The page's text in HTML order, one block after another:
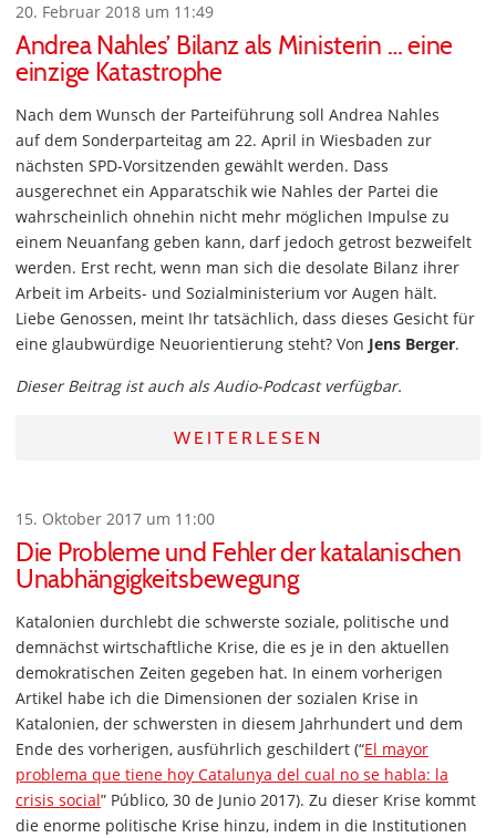
20. Februar 2018 um 11:49
Andrea Nahles’ Bilanz als Ministerin … eine
einzige Katastrophe
Nach dem Wunsch der Parteiführung soll Andrea Nahles
auf dem Sonderparteitag am 22. April in Wiesbaden zur
nächsten SPD-Vorsitzenden gewählt werden. Dass
ausgerechnet ein Apparatschik wie Nahles der Partei die
wahrscheinlich ohnehin nicht mehr möglichen Impulse zu
einem Neuanfang geben kann, darf jedoch getrost bezweifelt
werden. Erst recht, wenn man sich die desolate Bilanz ihrer
Arbeit im Arbeits- und Sozialministerium vor Augen hält.
Liebe Genossen, meint Ihr tatsächlich, dass dieses Gesicht für
eine glaubwürdige Neuorientierung steht? Von Jens Berger.
Dieser Beitrag ist auch als Audio-Podcast verfügbar.
WEITERLESEN
15. Oktober 2017 um 11:00
Die Probleme und Fehler der katalanischen
Unabhängigkeitsbewegung
Katalonien durchlebt die schwerste soziale, politische und
demnächst wirtschaftliche Krise, die es je in den aktuellen
demokratischen Zeiten gegeben hat. In einem vorherigen
Artikel habe ich die Dimensionen der sozialen Krise in
Katalonien, der schwersten in diesem Jahrhundert und dem
Ende des vorherigen, ausführlich geschildert (“El mayor
problema que tiene hoy Catalunya del cual no se habla: la
crisis social” Público, 30 de Junio 2017). Zu dieser Krise kommt
die enorme politische Krise hinzu, indem in die Institutionen